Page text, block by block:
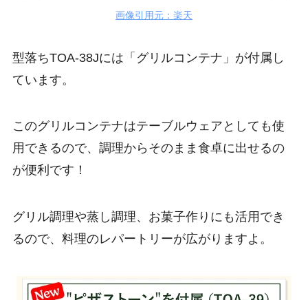
画像引用元：楽天
型落ちTOA-38Jには「グリルコンテナ」が付属し
ています。
このグリルコンテナはテーブルウェアとしても使
用できるので、調理からそのまま食卓に出せるの
が便利です！
グリル調理や蒸し調理、お菓子作りにも活用でき
るので、料理のレパートリーが広がりますよ。